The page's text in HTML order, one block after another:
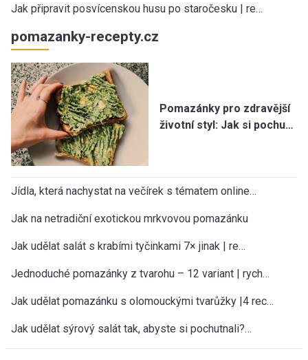
Jak připravit posvícenskou husu po staročesku | re…
pomazanky-recepty.cz
Pomazánky pro zdravější
životní styl: Jak si pochu…
Jídla, která nachystat na večírek s tématem online…
Jak na netradiční exotickou mrkvovou pomazánku
Jak udělat salát s krabími tyčinkami 7× jinak | re…
Jednoduché pomazánky z tvarohu – 12 variant | rych…
Jak udělat pomazánku s olomouckými tvarůžky |4 rec…
Jak udělat sýrový salát tak, abyste si pochutnali?…